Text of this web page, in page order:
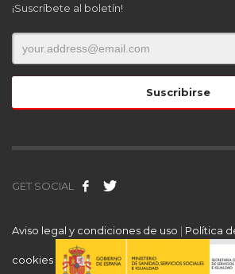
¡Suscríbete al boletín!
GET SOCIAL
Aviso legal y condiciones de uso | Política
cookies